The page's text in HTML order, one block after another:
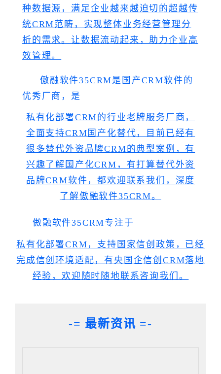
种数据源，满足企业越来越迫切的超越传
统CRM范畴，实现整体业务经营管理分
析的需求。让数据流动起来，助力企业高
效管理。
傲融软件35CRM是国产CRM软件的
优秀厂商，是
私有化部署CRM的行业老牌服务厂商，
全面支持CRM国产化替代，目前已经有
很多替代外资品牌CRM的典型案例，有
兴趣了解国产化CRM，有打算替代外资
品牌CRM软件，都欢迎联系我们，深度
了解傲融软件35CRM。
傲融软件35CRM专注于
私有化部署CRM，支持国家信创政策，已经
完成信创环境适配，有央国企信创CRM落地
经验，欢迎随时随地联系咨询我们。
-= 最新资讯 =-